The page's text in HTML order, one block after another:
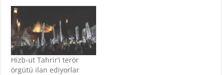
Hizb-ut Tahrir’i terör
örgütü ilan ediyorlar